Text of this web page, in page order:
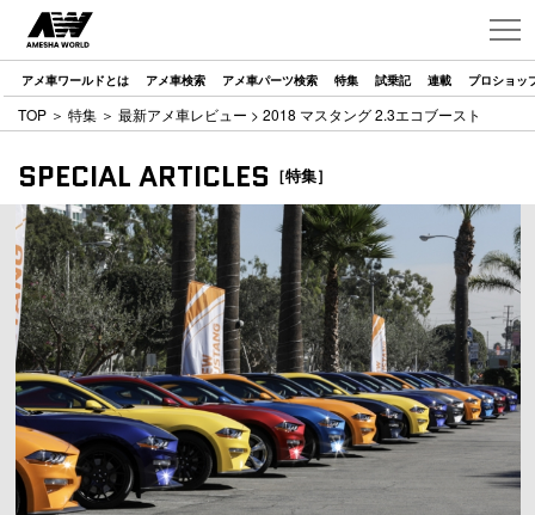
アメ車ワールドとは アメ車検索 アメ車パーツ検索 特集 試乗記 連載 プロショッ
TOP ＞ 特集 ＞ 最新アメ車レビュー > 2018 マスタング 2.3エコブースト
SPECIAL ARTICLES ［特集］